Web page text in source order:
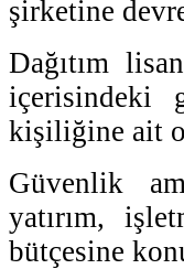
şirketine
Dağıtım
içerisindeki
kişiliğine ait
Güvenlik
yatırım,
bütçesine